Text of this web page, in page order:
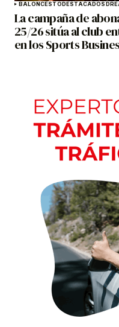
BALONCESTODESTACADOS
La campaña de
25/26 sitúa al club
en los Sports